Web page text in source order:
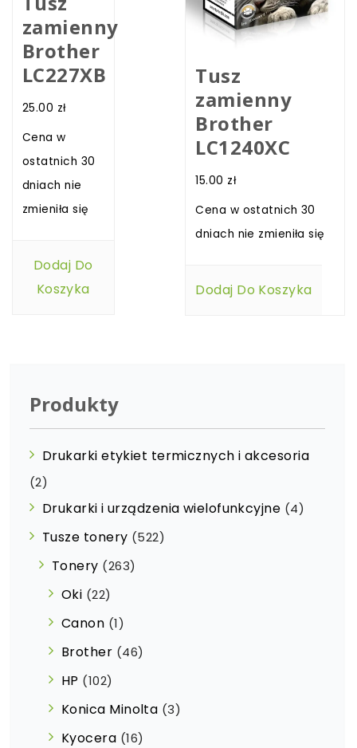
zamienny
Brother
LC227XB
25.00 zł
Cena w
ostatnich 30
dniach nie
zmieniła się
Dodaj Do
Koszyka
Tusz
zamienny
Brother
LC1240XC
15.00 zł
Cena w ostatnich 30
dniach nie zmieniła się
Dodaj Do Koszyka
Produkty
Drukarki etykiet termicznych i akcesoria
(2)
Drukarki i urządzenia wielofunkcyjne (4)
Tusze tonery (522)
Tonery (263)
Oki (22)
Canon (1)
Brother (46)
HP (102)
Konica Minolta (3)
Kyocera (16)